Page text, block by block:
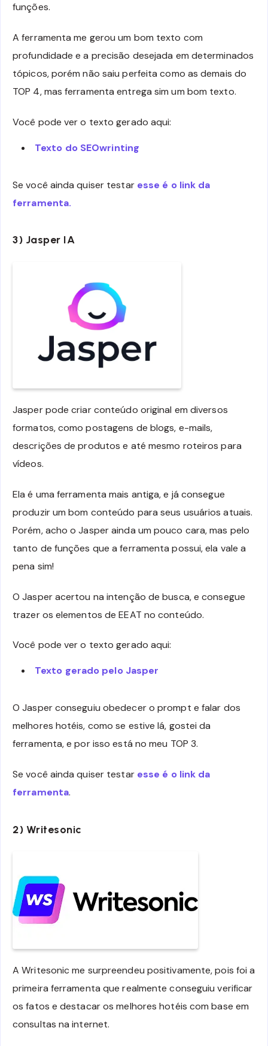
funções.
A ferramenta me gerou um bom texto com
profundidade e a precisão desejada em determinados
tópicos, porém não saiu perfeita como as demais do
TOP 4, mas ferramenta entrega sim um bom texto.
Você pode ver o texto gerado aqui:
Texto do SEOwrinting
Se você ainda quiser testar esse é o link da
ferramenta.
3) Jasper IA
Jasper pode criar conteúdo original em diversos
formatos, como postagens de blogs, e-mails,
descrições de produtos e até mesmo roteiros para
vídeos.
Ela é uma ferramenta mais antiga, e já consegue
produzir um bom conteúdo para seus usuários atuais.
Porém, acho o Jasper ainda um pouco cara, mas pelo
tanto de funções que a ferramenta possui, ela vale a
pena sim!
O Jasper acertou na intenção de busca, e consegue
trazer os elementos de EEAT no conteúdo.
Você pode ver o texto gerado aqui:
Texto gerado pelo Jasper
O Jasper conseguiu obedecer o prompt e falar dos
melhores hotéis, como se estive lá, gostei da
ferramenta, e por isso está no meu TOP 3.
Se você ainda quiser testar esse é o link da
ferramenta.
2) Writesonic
A Writesonic me surpreendeu positivamente, pois foi a
primeira ferramenta que realmente conseguiu verificar
os fatos e destacar os melhores hotéis com base em
consultas na internet.